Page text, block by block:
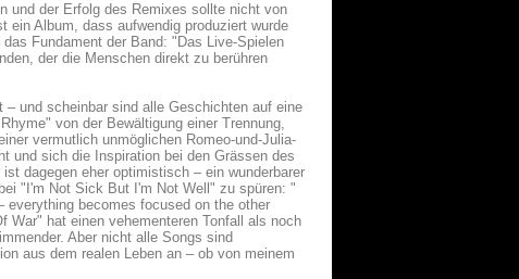
und der Erfolg des Remixes sollte nicht von
ein Album, dass aufwendig produziert wurde
Fundament der Band: "Das Live-Spielen
der die Menschen direkt zu berühren
und scheinbar sind alle Geschichten auf eine
von der Bewältigung einer Trennung,
vermutlich unmöglichen Romeo-und-Julia-
und sich die Inspiration bei den Grässen des
dagegen eher optimistisch – ein wunderbarer
"I'm Not Sick But I'm Not Well" zu spüren: "
becomes focused on the other
hat einen vehementeren Tonfall als noch
Aber nicht alle Songs sind
aus dem realen Leben an – ob von meinem